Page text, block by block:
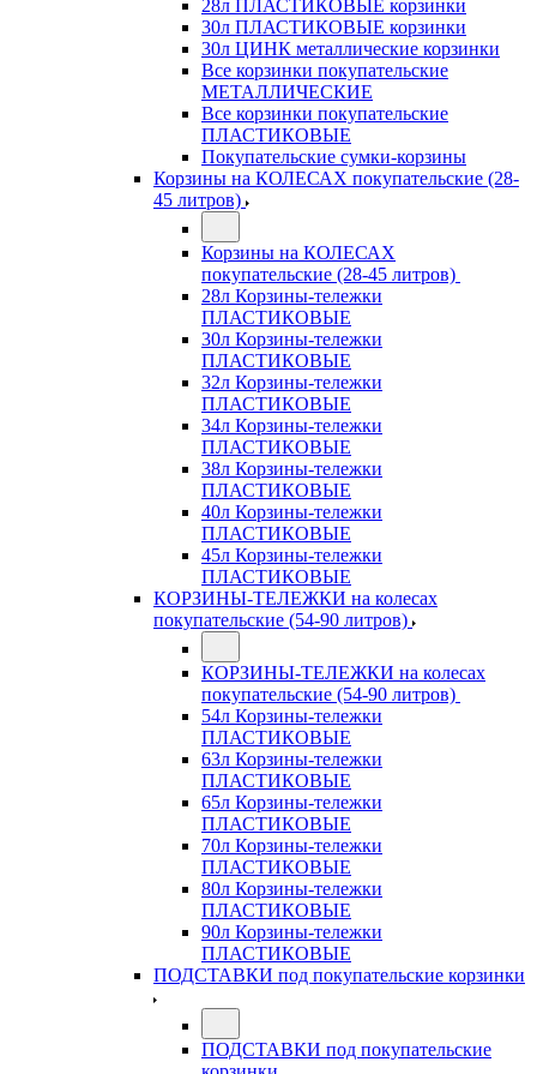
28л ПЛАСТИКОВЫЕ корзинки
30л ПЛАСТИКОВЫЕ корзинки
30л ЦИНК металлические корзинки
Все корзинки покупательские
МЕТАЛЛИЧЕСКИЕ
Все корзинки покупательские
ПЛАСТИКОВЫЕ
Покупательские сумки-корзины
Корзины на КОЛЕСАХ покупательские (28-
45 литров)
Корзины на КОЛЕСАХ
покупательские (28-45 литров)
28л Корзины-тележки
ПЛАСТИКОВЫЕ
30л Корзины-тележки
ПЛАСТИКОВЫЕ
32л Корзины-тележки
ПЛАСТИКОВЫЕ
34л Корзины-тележки
ПЛАСТИКОВЫЕ
38л Корзины-тележки
ПЛАСТИКОВЫЕ
40л Корзины-тележки
ПЛАСТИКОВЫЕ
45л Корзины-тележки
ПЛАСТИКОВЫЕ
КОРЗИНЫ-ТЕЛЕЖКИ на колесах
покупательские (54-90 литров)
КОРЗИНЫ-ТЕЛЕЖКИ на колесах
покупательские (54-90 литров)
54л Корзины-тележки
ПЛАСТИКОВЫЕ
63л Корзины-тележки
ПЛАСТИКОВЫЕ
65л Корзины-тележки
ПЛАСТИКОВЫЕ
70л Корзины-тележки
ПЛАСТИКОВЫЕ
80л Корзины-тележки
ПЛАСТИКОВЫЕ
90л Корзины-тележки
ПЛАСТИКОВЫЕ
ПОДСТАВКИ под покупательские корзинки
ПОДСТАВКИ под покупательские